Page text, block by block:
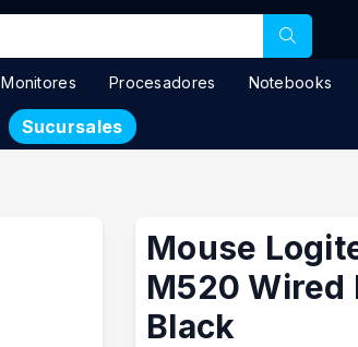
Monitores Procesadores Notebooks
Sucursales
Mouse
M520 Wired
Black